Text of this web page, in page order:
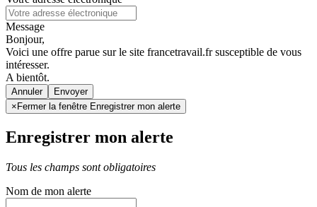
Message
Bonjour,
Voici une offre parue sur le site francetravail.fr susceptible de vous
intéresser.
A bientôt.
Annuler
× Fermer la fenêtre Enregistrer mon alerte
Enregistrer mon alerte
Tous les champs sont obligatoires
Nom de mon alerte